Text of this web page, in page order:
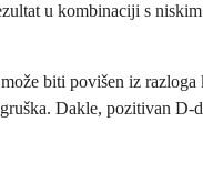
u kombinaciji s
biti povišen iz
Dakle, pozitivan D-